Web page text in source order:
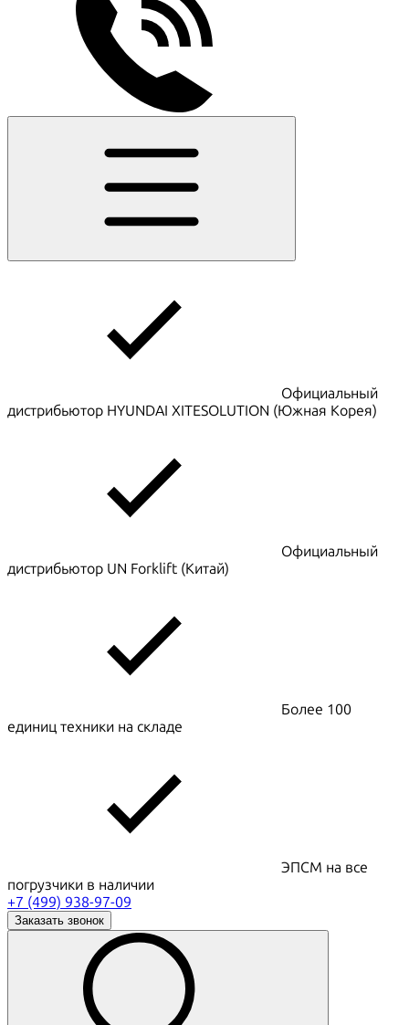
Официальный
дистрибьютор HYUNDAI XITESOLUTION (Южная Корея)
Официальный
дистрибьютор UN Forklift (Китай)
Более 100
единиц техники на складе
ЭПСМ на все
погрузчики в наличии
+7 (499) 938-97-09
Заказать звонок